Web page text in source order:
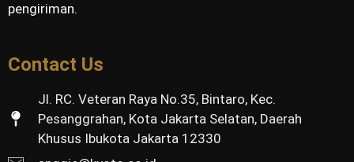
pengiriman.
Contact Us
Jl. RC. Veteran Raya No.35, Bintaro, Kec.
Pesanggrahan, Kota Jakarta Selatan, Daerah
Khusus Ibukota Jakarta 12330